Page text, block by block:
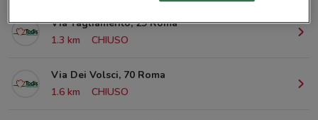
Via Tagliamento, 29 Roma
1.3 km
CHIUSO
Via Dei Volsci, 70 Roma
1.6 km
CHIUSO